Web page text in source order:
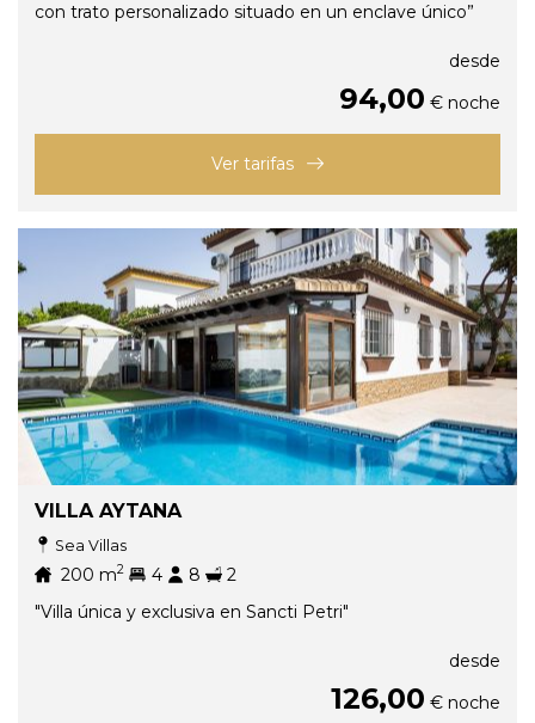
con trato personalizado situado en un enclave único”
desde
94,00 € noche
Ver tarifas
VILLA AYTANA
Sea Villas
200 m2 4 8
2
"Villa única y exclusiva en Sancti Petri"
desde
126,00 € noche